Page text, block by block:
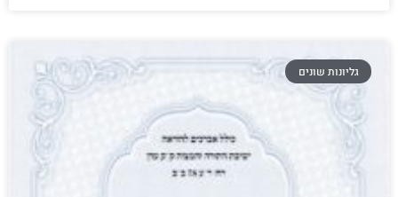
גליונות שונים